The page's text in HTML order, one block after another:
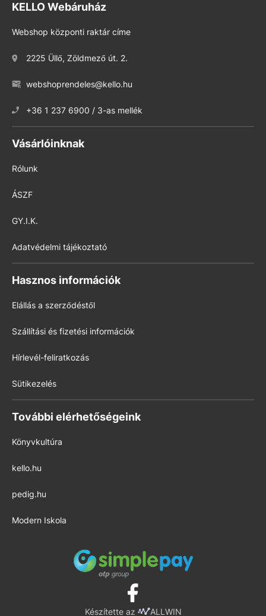
KELLO Webáruház
Webshop központi raktár címe
2225 Üllő, Zöldmező út. 2.
webshoprendeles@kello.hu
+36 1 237 6900 / 3-as mellék
Vásárlóinknak
Rólunk
ÁSZF
GY.I.K.
Adatvédelmi tájékoztató
Hasznos információk
Elállás a szerződéstől
Szállítási és fizetési információk
Hírlevél-feliratkozás
Sütikezelés
További elérhetőségeink
Könyvkultúra
kello.hu
pedig.hu
Modern Iskola
Készítette az ALLWIN